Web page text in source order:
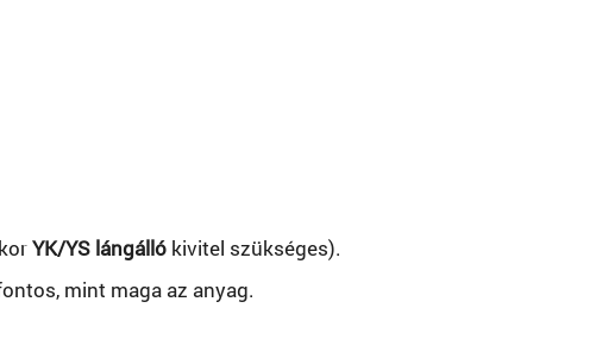
YK/YS lángálló kivitel szükséges).
mint maga az anyag.